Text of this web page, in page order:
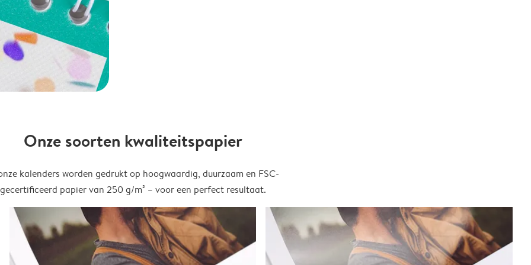
Onze soorten kwaliteitspapier
kalenders worden gedrukt op hoogwaardig, duurzaam en FSC-
gecertificeerd papier van 250 g/m² – voor een perfect resultaat.